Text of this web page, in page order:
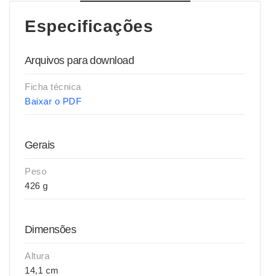
Especificações
Arquivos para download
Ficha técnica
Baixar o PDF
Gerais
Peso
426 g
Dimensões
Altura
14,1 cm